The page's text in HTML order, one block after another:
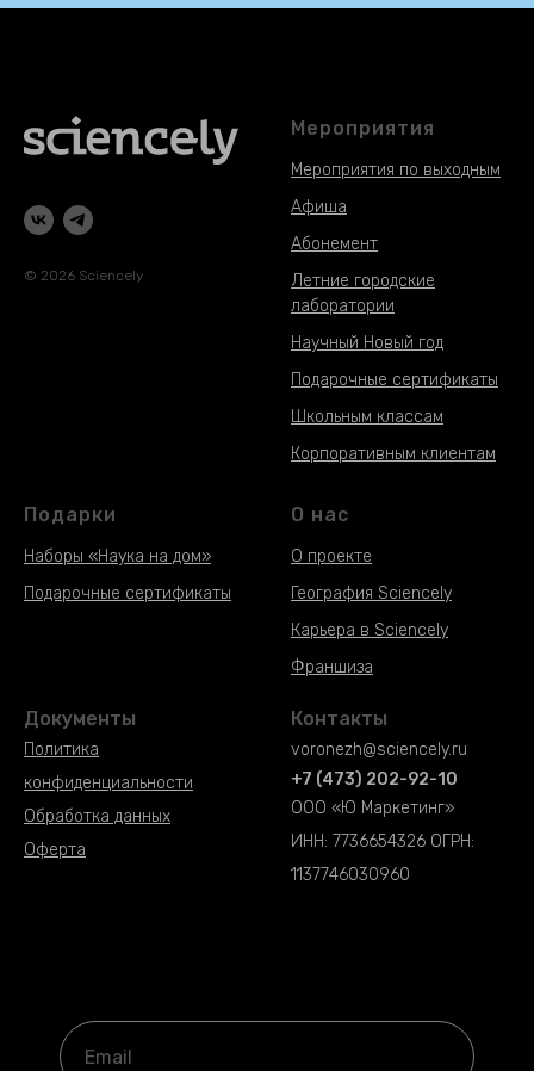
© 2026 Sciencely
Мероприятия
Мероприятия по выходным
Афиша
Абонемент
Летние городские
лаборатории
Научный Новый год
Подарочные сертификаты
Школьным классам
Корпоративным клиентам
Подарки
Наборы «Наука на дом»
Подарочные сертификаты
Документы
Политика
конфиденциальности
Обработка данных
Оферта
О нас
О проекте
География Sciencely
Карьера в Sciencely
Франшиза
Контакты
voronezh@sciencely.ru
+7 (473) 202-92-10
ООО «Ю Маркетинг»
ИНН: 7736654326 ОГРН:
1137746030960